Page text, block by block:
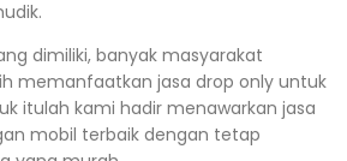
dimiliki, banyak masyarakat
memanfaatkan jasa drop only untuk
itulah kami hadir menawarkan jasa
mobil terbaik dengan tetap